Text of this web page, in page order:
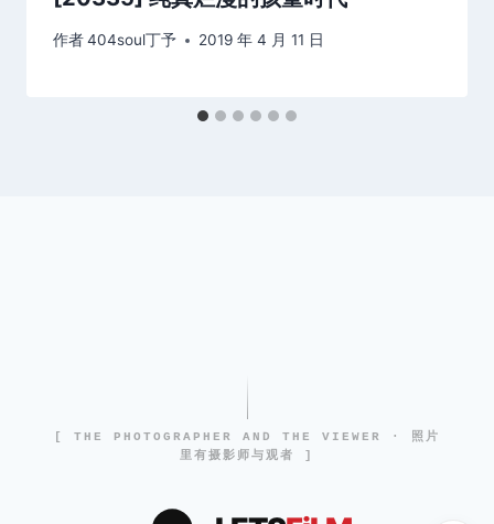
作者404soul丁予 2019 年 4 月 11 日
[ THE PHOTOGRAPHER AND THE VIEWER · 照片
里有摄影师与观者 ]